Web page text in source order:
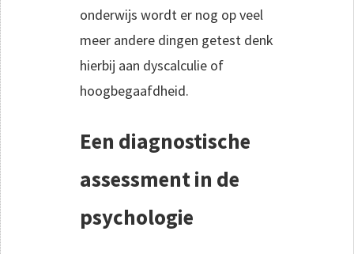
onderwijs wordt er nog op veel
meer andere dingen getest denk
hierbij aan dyscalculie of
hoogbegaafdheid.
Een diagnostische
assessment in de
psychologie